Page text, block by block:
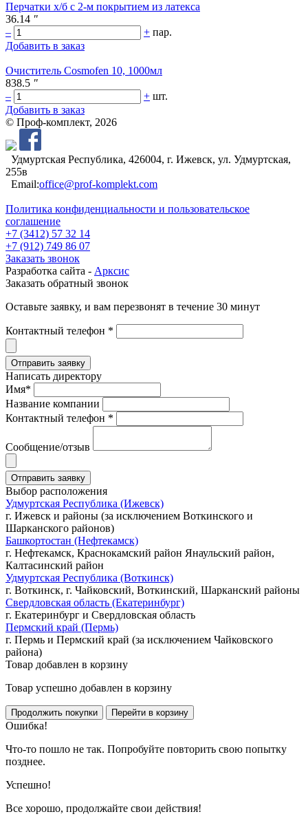
Перчатки х/б с 2-м покрытием из латекса
36.14 "
–
+ пар.
Добавить в заказ
Очиститель Cosmofen 10, 1000мл
838.5 "
–
+ шт.
Добавить в заказ
© Проф-комплект, 2026
Удмуртская Республика, 426004, г. Ижевск, ул. Удмуртская,
255в
Email:office@prof-komplekt.com
Политика конфиденциальности и пользовательское
соглашение
+7 (3412) 57 32 14
+7 (912) 749 86 07
Заказать звонок
Разработка сайта - Арксис
Заказать обратный звонок
Оставьте заявку, и вам перезвонят в течение 30 минут
Контактный телефон *
Написать директору
Имя*
Название компании
Контактный телефон *
Сообщение/отзыв
Выбор расположения
Удмуртская Республика (Ижевск)
г. Ижевск и районы (за исключением Воткинского и
Шарканского районов)
Башкортостан (Нефтекамск)
г. Нефтекамск, Краснокамский район Янаульский район,
Калтасинский район
Удмуртская Республика (Воткинск)
г. Воткинск, г. Чайковский, Воткинский, Шарканский районы
Свердловская область (Екатеринбург)
г. Екатеринбург и Свердловская область
Пермский край (Пермь)
г. Пермь и Пермский край (за исключением Чайковского
района)
Товар добавлен в корзину
Товар успешно добавлен в корзину
Ошибка!
Что-то пошло не так. Попробуйте повторить свою попытку
позднее.
Успешно!
Все хорошо, продолжайте свои действия!